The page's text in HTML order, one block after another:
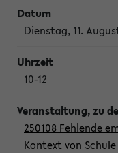
Dienstag, 11.
10-12
250108 Fehlende
Kontext von